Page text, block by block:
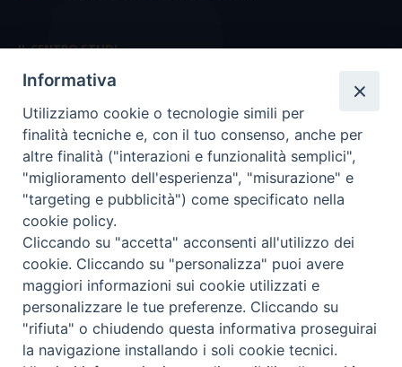
IL CENTRO STUDI
La nostra storia
Statuto
Presidenza e ufficio presidenza
Consiglio scientifico
Coordinamento nazionale
COPYRIGHT Scienza & Vita - C.F96600690588- Tutti i
diritti -Privacy- Credits
Informativa
Utilizziamo cookie o tecnologie simili per
finalità tecniche e, con il tuo consenso, anche per
altre finalità ("interazioni e funzionalità semplici",
"miglioramento dell'esperienza", "misurazione" e
"targeting e pubblicità") come specificato nella
cookie policy.
Cliccando su "accetta" acconsenti all'utilizzo dei
cookie. Cliccando su "personalizza" puoi avere
maggiori informazioni sui cookie utilizzati e
personalizzare le tue preferenze. Cliccando su
"rifiuta" o chiudendo questa informativa proseguirai
la navigazione installando i soli cookie tecnici.